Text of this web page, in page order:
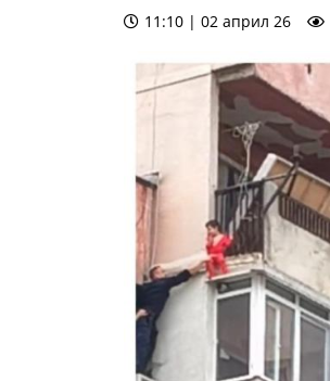
11:10 | 02 април 26